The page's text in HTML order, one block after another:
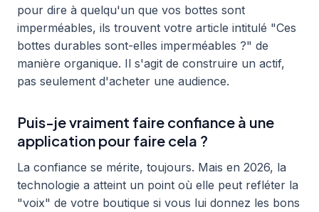
pour dire à quelqu'un que vos bottes sont
imperméables, ils trouvent votre article intitulé "Ces
bottes durables sont-elles imperméables ?" de
manière organique. Il s'agit de construire un actif,
pas seulement d'acheter une audience.
Puis-je vraiment faire confiance à une
application pour faire cela ?
La confiance se mérite, toujours. Mais en 2026, la
technologie a atteint un point où elle peut refléter la
"voix" de votre boutique si vous lui donnez les bons